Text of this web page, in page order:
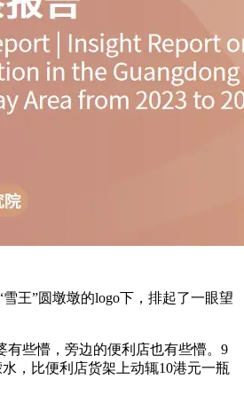
王”圆墩墩的logo下，排起了一眼望
有些懵，旁边的便利店也有些懵。9
，比便利店货架上动辄10港元一瓶